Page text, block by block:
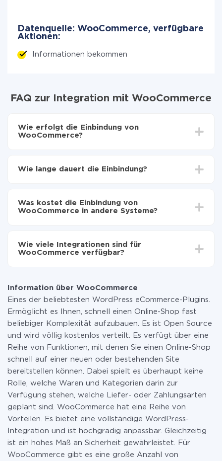
Datenquelle: WooCommerce, verfügbare
Aktionen:
Informationen bekommen
FAQ zur Integration mit WooCommerce
Wie erfolgt die Einbindung von
WooCommerce?
Weboberfläche aus, den Sie integrieren
Wählen, welche Daten von einem System auf ein
anderes zu übertragen
Wie lange dauert die Einbindung?
Im Durchschnitt dauert es 10-15 Minuten.
Was kostet die Einbindung von
WooCommerce in andere Systeme?
zahlen nur für die Datenmenge, die über unseren
Service von einem System auf ein anderes übertragen
Weitere Informationen zuTarifen
Wie viele Integrationen sind für
WooCommerce verfügbar?
Information über WooCommerce
Eines der beliebtesten WordPress eCommerce-Plugins.
Ermöglicht es Ihnen, schnell einen Online-Shop fast
beliebiger Komplexität aufzubauen. Es ist Open Source
und wird völlig kostenlos verteilt. Es verfügt über eine
Reihe von Funktionen, mit denen Sie einen Online-Shop
schnell auf einer neuen oder bestehenden Site
bereitstellen können. Dabei spielt es überhaupt keine
Rolle, welche Waren und Kategorien darin zur
Verfügung stehen, welche Liefer- oder Zahlungsarten
geplant sind. WooCommerce hat eine Reihe von
Vorteilen. Es bietet eine vollständige WordPress-
Integration und ist hochgradig anpassbar. Gleichzeitig
ist ein hohes Maß an Sicherheit gewährleistet. Für
WooCommerce gibt es eine große Anzahl von